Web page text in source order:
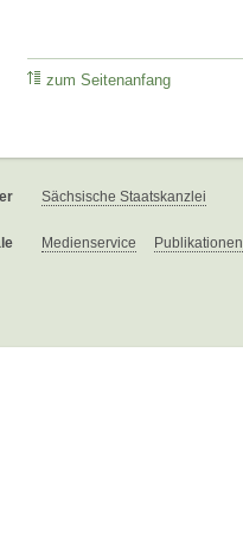
zum Seitenanfang
Sächsische Staatskanzlei
Medienservice Publikationen